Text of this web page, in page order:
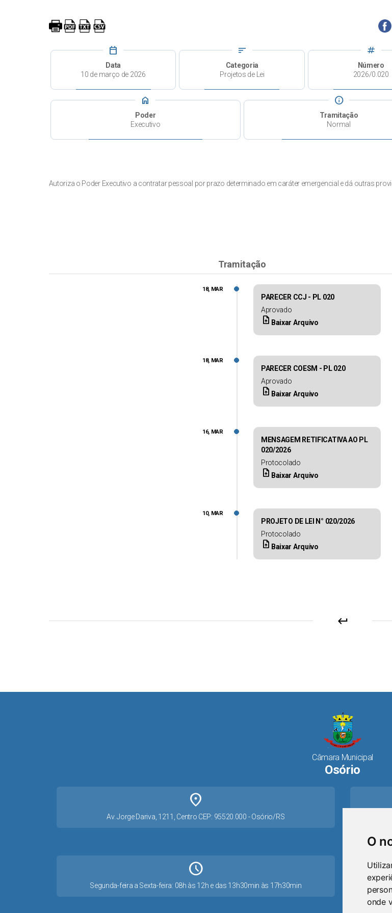
O
onde
calendar_today
Data
10 de março de 2026
sort
Categoria
Projetos de Lei
tag
Número
2026/0.020
home
Poder
Executivo
info
Tramitação
Normal
Autoriza o Poder Executivo a contratar pessoal por prazo determinado em caráter emergencial e dá outras
Tramitação
PARECER CCJ - PL 020
Aprovado
upload_file Baixar Arquivo
18, MAR
PARECER COESM - PL 020
Aprovado
upload_file Baixar Arquivo
18, MAR
MENSAGEM RETIFICATIVA AO PL
020/2026
Protocolado
upload_file Baixar Arquivo
16, MAR
PROJETO DE LEI N° 020/2026
Protocolado
upload_file Baixar Arquivo
10, MAR
keyboard_return
Câmara Municipal
Osório
place
Av. Jorge Dariva, 1211, Centro CEP: 95520.000 - Osório/RS
Schedule
Segunda-feira a Sexta-feira: 08h às 12h e das 13h30min às 17h30min